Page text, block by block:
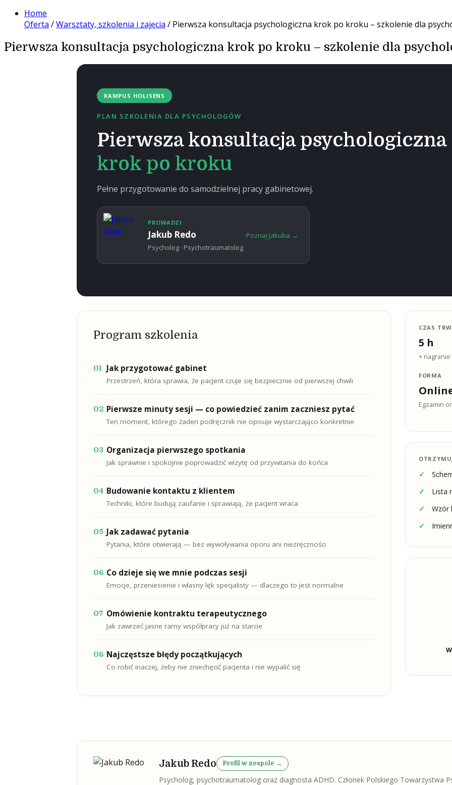
Home
Oferta /Warsztaty, szkolenia i zajęcia / Pierwsza konsultacja psychologiczna krok po kroku – szkolenie dla
Pierwsza konsultacja psychologiczna krok po kroku – szkolenie dla
KAMPUS HOLISENS
PLAN SZKOLENIA DLA PSYCHOLOGÓW
Pierwsza konsultacja psychologiczna
krok po kroku
Pełne przygotowanie do samodzielnej pracy gabinetowej.
PROWADZI
Jakub Redo
Psycholog · Psychotraumatolog
Poznaj Jakuba →
Program szkolenia
01 Jak przygotować gabinet
Przestrzeń, która sprawia, że pacjent czuje się bezpiecznie od pierwszej chwili
02 Pierwsze minuty sesji — co powiedzieć zanim zaczniesz pytać
Ten moment, którego żaden podręcznik nie opisuje wystarczająco konkretnie
03 Organizacja pierwszego spotkania
Jak sprawnie i spokojnie poprowadzić wizytę od przywitania do końca
04 Budowanie kontaktu z klientem
Techniki, które budują zaufanie i sprawiają, że pacjent wraca
05 Jak zadawać pytania
Pytania, które otwierają — bez wywoływania oporu ani niezręczności
06 Co dzieje się we mnie podczas sesji
Emocje, przeniesienie i własny lęk specjalisty — dlaczego to jest normalne
07 Omówienie kontraktu terapeutycznego
Jak zawrzeć jasne ramy współpracy już na starcie
08 Najczęstsze błędy początkujących
Co robić inaczej, żeby nie zniechęcić pacjenta i nie wypalić się
CZAS
5 h
+ nagranie
FORMA
Egzamin
Lista
Wzór
Jakub Redo Profil w zespole →
Psycholog, psychotraumatolog oraz diagnosta ADHD. Członek Polskiego Towarzystwa